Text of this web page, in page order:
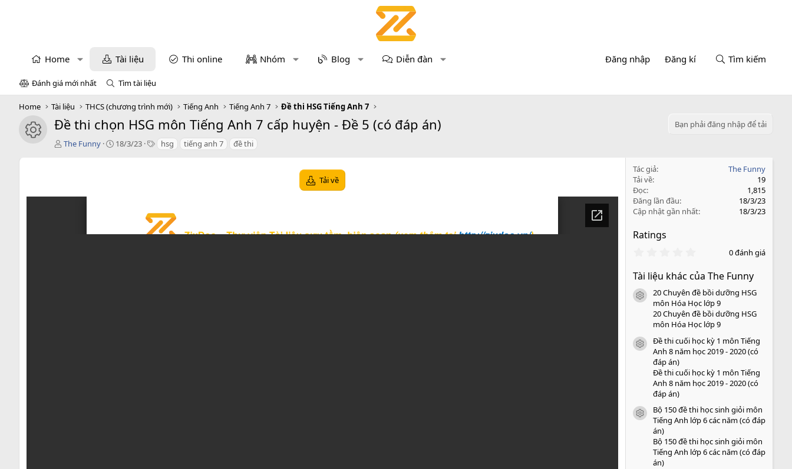
Home Tài liệu Thi online Nhóm Blog Diễn đàn Đăng nhập Đăng kí Tìm kiếm
Đánh giá mới nhất Tìm tài liệu
Home Tài liệu THCS (chương trình mới) Tiếng Anh Tiếng Anh 7 Đề thi HSG Tiếng Anh 7
icon tài liệu
Đề thi chọn HSG môn Tiếng Anh 7 cấp huyện - Đề 5 (có đáp án)
Bạn phải đăng nhập để tải
T
ả
The Funny
C18/3/23
T hsg tiếng anh 7 đề thi
Tải về
Tác giả
The Funny
Tải về
19
Đọc
1,815
Đăng lần đầu
18/3/23
Cập nhật gần nhất
18/3/23
Ratings
0
0
s
a
o
0 đánh giá
Tài liệu khác của The Funny
icon tài liệu
20 Chuyên đề bồi dưỡng HSG
môn Hóa Học lớp 9
20 Chuyên đề bồi dưỡng HSG
môn Hóa Học lớp 9
icon tài liệu
Đề thi cuối học kỳ 1 môn Tiếng
Anh 8 năm học 2019 - 2020 (có
đáp án)
Đề thi cuối học kỳ 1 môn Tiếng
Anh 8 năm học 2019 - 2020 (có
đáp án)
icon tài liệu
Bộ 150 đề thi học sinh giỏi môn
Tiếng Anh lớp 6 các năm (có đáp
án)
Bộ 150 đề thi học sinh giỏi môn
Tiếng Anh lớp 6 các năm (có đáp
án)